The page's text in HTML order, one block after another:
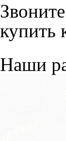
купить
Наши